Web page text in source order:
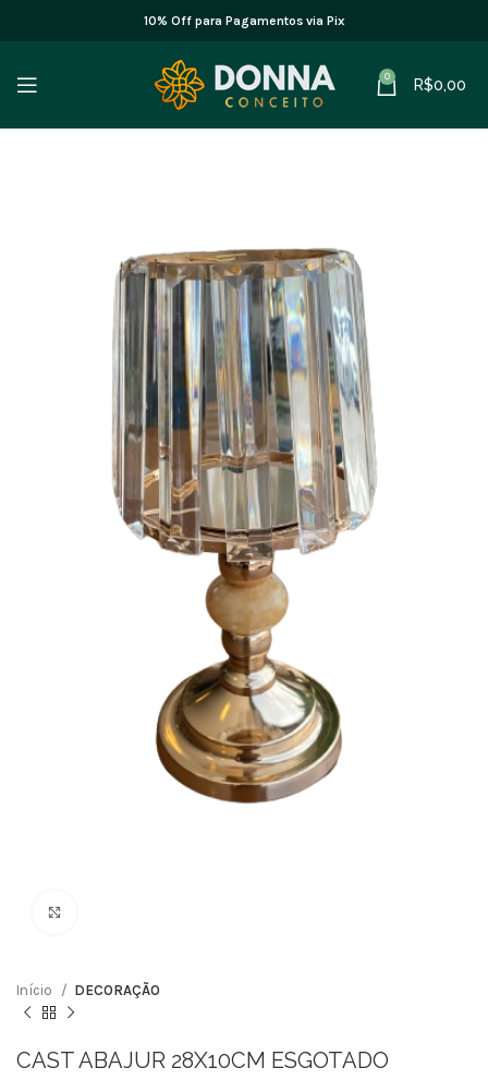
10% Off para Pagamentos via Pix
0 R$0,00
Início DECORAÇÃO
CAST ABAJUR 28X10CM ESGOTADO